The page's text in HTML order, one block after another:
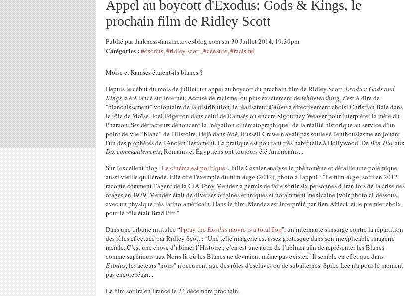
Appel au boycott d'Exodus: Gods & Kings, le
prochain film de Ridley Scott
Publié par darkness-fanzine.over-blog.com sur 30 Juillet 2014, 19:39pm
Catégories : #exodus,#ridley scott,#censure,#racisme
Moïse et Ramsès étaient-ils blancs ?
Depuis le début du mois de juillet, un appel au boycott du prochain film de Ridley Scott,Exodus: Gods and
Kings, a été lancé sur Internet. Accusé de racisme, ou plus exactement dewhitewashing, c'est-à-dire de
"blanchissement" volontaire de la distribution, le réalisateur d'Alien a effectivement choisi Christian Bale dans
le rôle de Moïse, Joel Edgerton dans celui de Ramsès ou encore Sigourney Weaver pour interpréter la mère du
Pharaon. Ses détracteurs dénoncent la "négation cinématographique" de la réalité historique au service d’un
point de vue “blanc” de l'Histoire. Déjà dansNoé, Russell Crowe n'avait pas soulevé l'enthousiasme en jouant
l'un des prophètes de l'Ancien Testament. La pratique est pourtant très habituelle à Hollywood. DeBen-Huraux
Dix commandements, Romains et Égyptiens ont toujours été Américains...
Sur l'excellent blog "Le cinéma est politique", Julie Gasnier analyse le phénomène et détaille une polémique
aussi vieille qu'Hérode. Elle cite l'exemple du filmArgo (2012), photo à l'appui : "Le filmArgo, sorti en 2012
raconte comment l’agent de la CIA Tony Mendez a permis de faire sortir six personnes d’Iran lors de la crise des
otages en 1979. Mendez était de diverses origines ethniques et notamment mexicaine [voir photo ci-dessous]
avec un physique très latino-américain.Dans le film, Mendez est interprété par Ben Affleck et le premier choix
pour le rôle était Brad Pitt."
Dans une tribune intitulée “I pray theExodusmovie is a total flop", un internaute s'insurge contre la répartition
des rôles effectuée par Ridley Scott : "Une telle imagerie est assez grotesque dans son inexplicable imagerie
raciale. C’est une chose d’abîmer l’Histoire ; c’en est une autre de l’abîmer afin de représenter les Blancs
comme supérieurs aux Noirs là où les Blancs ne devraient même pas exister." Il semble en effet que dans
Exodus, les acteurs "noirs" n'occupent que des rôles d'esclaves ou de subalternes. Spike Lee n'a pour le moment
pas encore réagi...
Le film sortira en France le 24 décembre prochain.